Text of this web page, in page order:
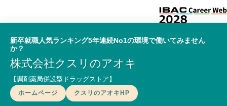
新卒就職人気ランキング5年連続No1の環境で働いてみません
か？
株式会社クスリのアオキ
【調剤薬局併設型ドラッグストア】
ホームページ クスリのアオキHP